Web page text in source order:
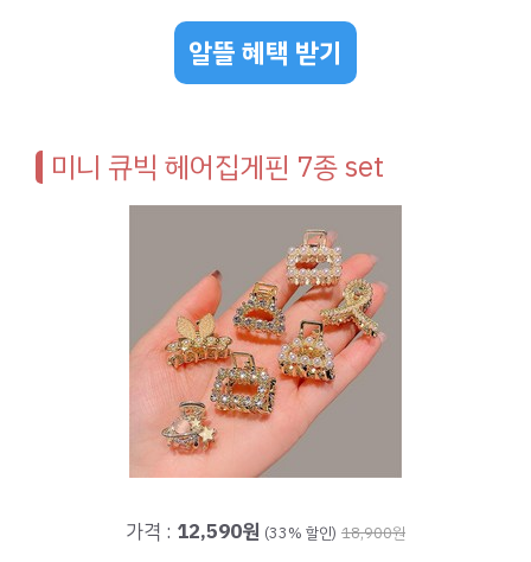
알뜰 혜택 받기
미니 큐빅 헤어집게핀 7종 set
가격 : 12,590원 (33% 할인) 18,900원